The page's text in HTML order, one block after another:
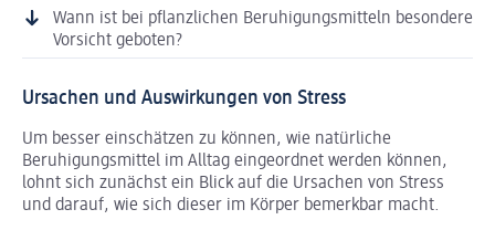
Wann ist bei pflanzlichen Beruhigungsmitteln besondere
Vorsicht geboten?
Ursachen und Auswirkungen von Stress
Um besser einschätzen zu können, wie natürliche
Beruhigungsmittel im Alltag eingeordnet werden können,
lohnt sich zunächst ein Blick auf die Ursachen von Stress
und darauf, wie sich dieser im Körper bemerkbar macht.